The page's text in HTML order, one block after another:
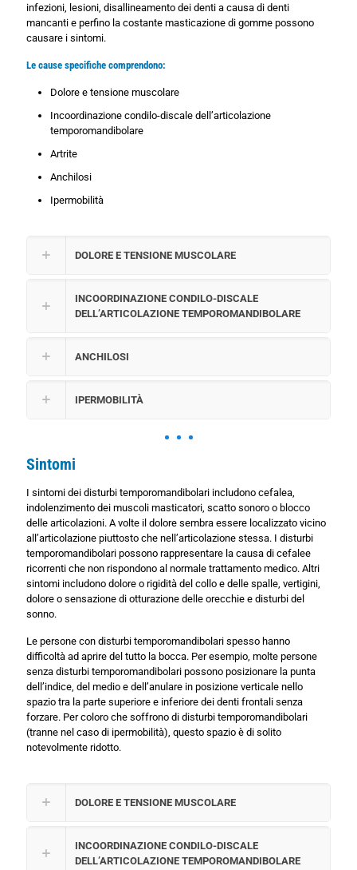
infezioni, lesioni, disallineamento dei denti a causa di denti
mancanti e perfino la costante masticazione di gomme possono
causare i sintomi.
Le cause specifiche comprendono:
Dolore e tensione muscolare
Incoordinazione condilo-discale dell’articolazione
temporomandibolare
Artrite
Anchilosi
Ipermobilità
DOLORE E TENSIONE MUSCOLARE
INCOORDINAZIONE CONDILO-DISCALE
DELL’ARTICOLAZIONE TEMPOROMANDIBOLARE
ANCHILOSI
IPERMOBILITÀ
Sintomi
I sintomi dei disturbi temporomandibolari includono cefalea,
indolenzimento dei muscoli masticatori, scatto sonoro o blocco
delle articolazioni. A volte il dolore sembra essere localizzato vicino
all’articolazione piuttosto che nell’articolazione stessa. I disturbi
temporomandibolari possono rappresentare la causa di cefalee
ricorrenti che non rispondono al normale trattamento medico. Altri
sintomi includono dolore o rigidità del collo e delle spalle, vertigini,
dolore o sensazione di otturazione delle orecchie e disturbi del
sonno.
Le persone con disturbi temporomandibolari spesso hanno
difficoltà ad aprire del tutto la bocca. Per esempio, molte persone
senza disturbi temporomandibolari possono posizionare la punta
dell’indice, del medio e dell’anulare in posizione verticale nello
spazio tra la parte superiore e inferiore dei denti frontali senza
forzare. Per coloro che soffrono di disturbi temporomandibolari
(tranne nel caso di ipermobilità), questo spazio è di solito
notevolmente ridotto.
DOLORE E TENSIONE MUSCOLARE
INCOORDINAZIONE CONDILO-DISCALE
DELL’ARTICOLAZIONE TEMPOROMANDIBOLARE